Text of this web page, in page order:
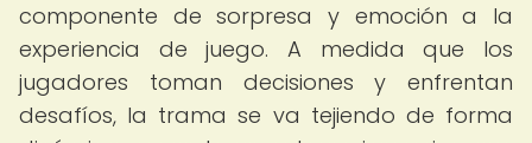
componente de sorpresa y emoción a la
experiencia de juego. A medida que los
jugadores toman decisiones y enfrentan
desafíos, la trama se va tejiendo de forma